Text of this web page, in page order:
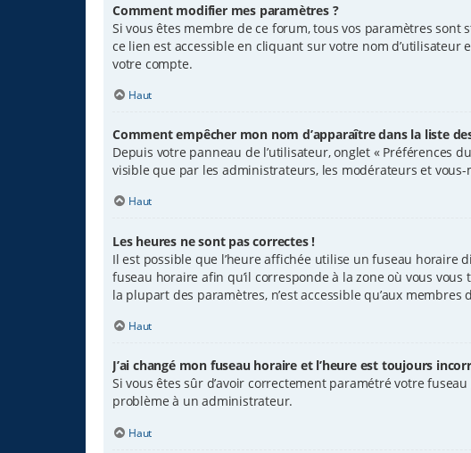
Comment modifier mes paramètres ?
Si vous êtes membre de ce forum, tous vos paramètres sont
ce lien est accessible en cliquant sur votre nom
votre compte.
Haut
Comment empêcher mon nom d’apparaître dans la liste
Depuis votre panneau de l’utilisateur, onglet « Préférences
visible que par les administrateurs, les modérateurs et
Haut
Les heures ne sont pas correctes !
Il est possible que l’heure affichée utilise un fuseau horaire
fuseau horaire afin qu’il corresponde à la zone où vous
la plupart des paramètres, n’est accessible qu’aux
Haut
J’ai changé mon fuseau horaire et l’heure est toujours
Si vous êtes sûr d’avoir correctement paramétré votre
problème à un administrateur.
Haut